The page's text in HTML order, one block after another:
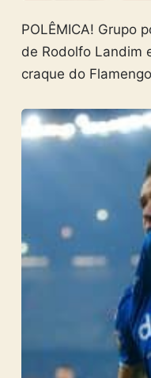
POLÊMICA! Grupo
de Rodolfo Landim
craque do Flamengo